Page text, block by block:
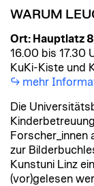
WARUM
Ort: Hauptlatz
16.00 bis 17.30
KuKi-Kiste und
mehr
Die
Forscher_innen
zur
Kunstuni Linz
(vor)gelesen